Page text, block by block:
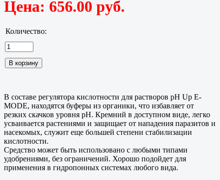
Цена: 656.00 руб.
Количество:
В составе регулятора кислотности для растворов pH Up E-
MODE, находятся буферы из органики, что избавляет от
резких скачков уровня pH. Кремний в доступном виде, легко
усваивается растениями и защищает от нападения паразитов и
насекомых, служит еще большей степени стабилизации
кислотности.
Средство может быть использовано с любыми типами
удобрениями, без ограничений. Хорошо подойдет для
применения в гидропонных системах любого вида.